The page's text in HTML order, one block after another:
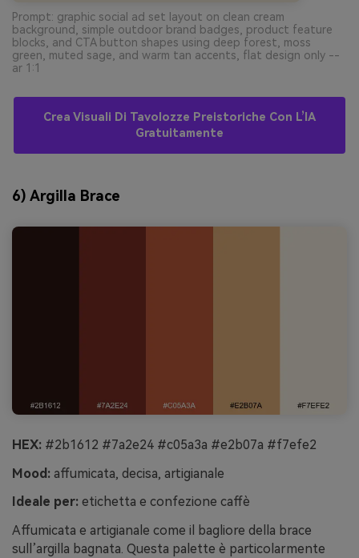
Prompt: graphic social ad set layout on clean cream
background, simple outdoor brand badges, product feature
blocks, and CTA button shapes using deep forest, moss
green, muted sage, and warm tan accents, flat design only --
ar 1:1
Crea Visuali Di Tavolozze Preistoriche Con L’IA
Gratuitamente
6) Argilla Brace
HEX: #2b1612 #7a2e24 #c05a3a #e2b07a #f7efe2
Mood: affumicata, decisa, artigianale
Ideale per: etichetta e confezione caffè
Affumicata e artigianale come il bagliore della brace
sull’argilla bagnata. Questa palette è particolarmente